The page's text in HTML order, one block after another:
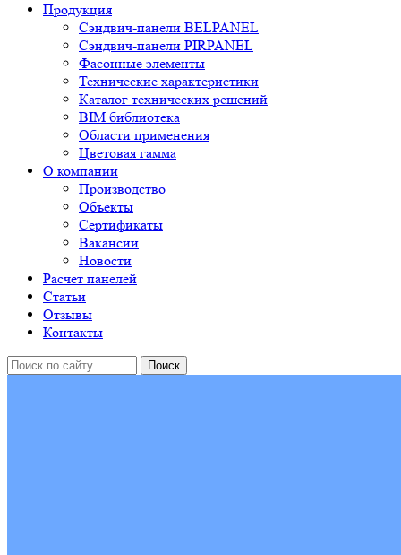
Продукция
Сэндвич-панели BELPANEL
Сэндвич-панели PIRPANEL
Фасонные элементы
Технические характеристики
Каталог технических решений
BIM библиотека
Области применения
Цветовая гамма
О компании
Производство
Объекты
Сертификаты
Вакансии
Новости
Расчет панелей
Статьи
Отзывы
Контакты